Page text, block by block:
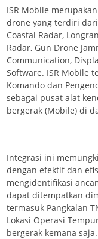
ISR Mobile
drone yang terdiri
Coastal Radar,
Radar, Gun Drone
Communication,
Software. ISR Mobile
Komando dan
sebagai pusat alat
bergerak (Mobile) di
Integrasi ini
dengan efektif dan
mengidentifikasi
dapat ditempatkan
termasuk Pangkalan
Lokasi Operasi
bergerak kemana saja.